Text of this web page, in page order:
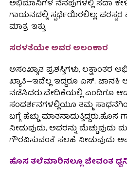
ಅಭಿಮಾನಿಗಳ ನೆನಪುಗಳಲ್ಲಿ ಸದಾ
ಗಾಯನದಲ್ಲಿ ಸ್ಪರ್ಧೆಯಿರಲಿಲ್ಲ;
ಮಾತ್ರ ಇತ್ತು.
ಸರಳತೆಯೇ ಅವರ ಅಲಂಕಾರ
ಅಸಂಖ್ಯಾತ ಪ್ರಶಸ್ತಿಗಳು, ಲಕ್ಷಾಂತರ
ಖ್ಯಾತಿ—ಇವೆಲ್ಲ ಇದ್ದರೂ ಎಸ್. ಜಾನಕಿ
ನಡೆಸಿದರು.ವೇದಿಕೆಯಲ್ಲಿ ಎಂದಿಗೂ
ಸಂದರ್ಶನಗಳಲ್ಲಿಯೂ ತಮ್ಮ
ಬಗ್ಗೆ ಹೆಚ್ಚು
ನೀಡುವುದು, ಅವರನ್ನು ಮೆಚ್ಚುವುದು
ಗೌರವಿಸುವಂತೆ ಸಲಹೆ ನೀಡುವುದು
ಹೊಸ ತಲೆಮಾರಿನಲ್ಲೂ ಜೀವಂತ